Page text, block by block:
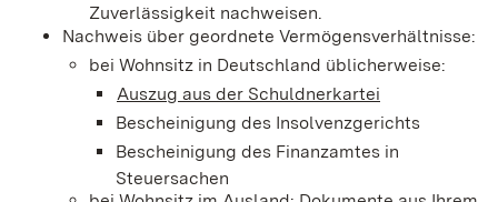
Zuverlässigkeit nachweisen.
Nachweis über geordnete Vermögensverhältnisse:
bei Wohnsitz in Deutschland üblicherweise:
Auszug aus der Schuldnerkartei
Bescheinigung des Insolvenzgerichts
Bescheinigung des Finanzamtes in
Steuersachen